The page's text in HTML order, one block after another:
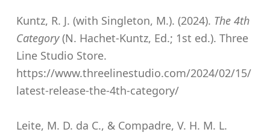
Kuntz, R. J. (with Singleton, M.). (2024). The 4th
Category(N. Hachet-Kuntz, Ed.; 1st ed.). Three
Line Studio Store.
https://www.threelinestudio.com/2024/02/15/
latest-release-the-4th-category/
Leite, M. D. da C., & Compadre, V. H. M. L.